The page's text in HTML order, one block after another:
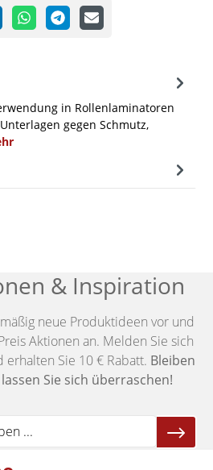
in Rollenlaminatoren
gegen Schmutz,
& Inspiration
neue Produktideen vor und
Aktionen an. Melden Sie sich
Sie 10 € Rabatt. Bleiben
Sie sich überraschen!